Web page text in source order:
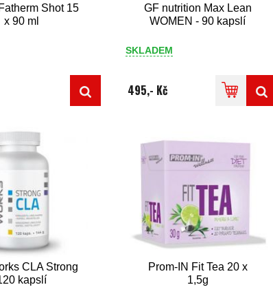
Shot 15
x 90 ml
GF nutrition Max Lean
WOMEN - 90 kapslí
SKLADEM
495,- Kč
CLA Strong
kapslí
Prom-IN Fit Tea 20 x
1,5g